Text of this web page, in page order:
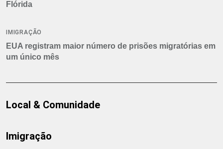
Flórida
IMIGRAÇÃO
EUA registram maior número de prisões migratórias em
um único mês
Local & Comunidade
Imigração